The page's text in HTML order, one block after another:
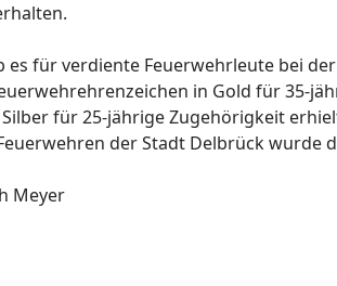
es für verdiente Feuerwehrleute bei
in Gold für 35-
für 25-jährige Zugehörigkeit
der Stadt Delbrück wurde
Meyer